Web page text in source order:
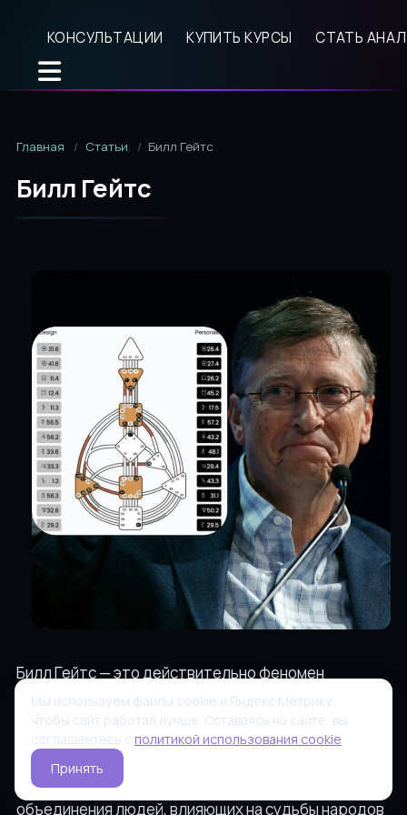
КОНСУЛЬТАЦИИ КУПИТЬ КУРСЫ СТАТЬ
Главная Статьи Билл Гейтс
Билл Гейтс
Билл Гейтс — это действительно феномен
современности, который собрал в себе огромное
количество власти и денег. Обладая
неопределённым эго-центром, он включается во
все мыслимые и немыслимые общества, клубы и
объединения людей, влияющих на судьбы народов
Мы используем файлы cookie и Яндекс.Метрику,
чтобы сайт работал лучше. Оставаясь на сайте, вы
соглашаетесь с политикой использования cookie.
Принять